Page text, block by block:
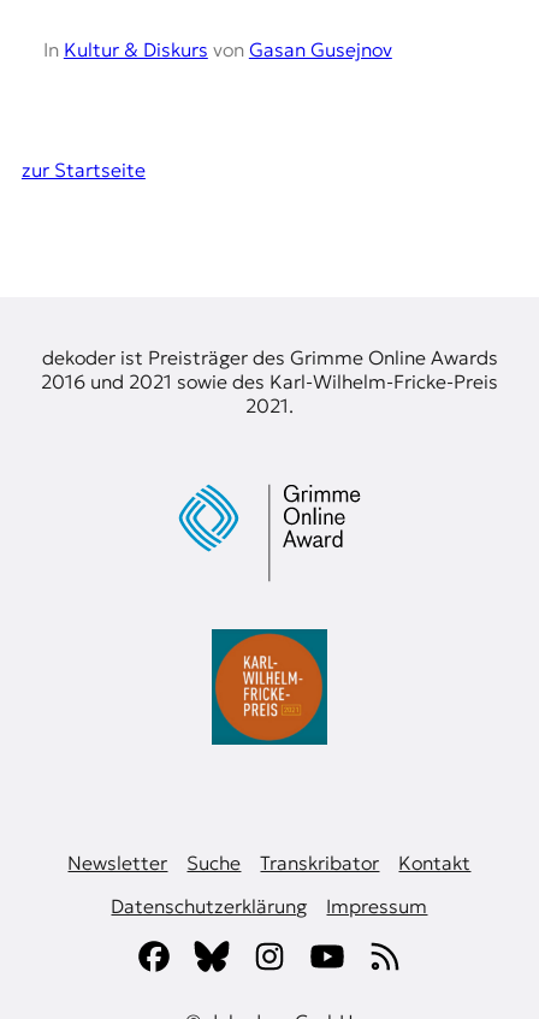
In Kultur & Diskurs von Gasan Gusejnov
zur Startseite
dekoder ist Preisträger des Grimme Online Awards
2016 und 2021 sowie des Karl-Wilhelm-Fricke-Preis
2021.
Newsletter Suche Transkribator
Kontakt
Datenschutzerklärung
Impressum